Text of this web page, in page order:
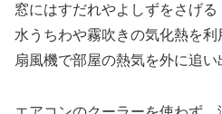
窓にはすだれやよしずをさげる
水うちわや霧吹きの気化熱を利
扇風機で部屋の熱気を外に追い